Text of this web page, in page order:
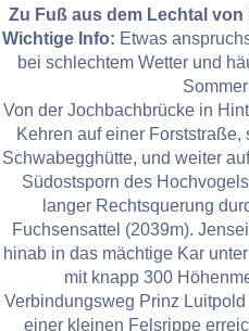
Zu Fuß aus dem Lechtal
Wichtige Info: Etwas
bei schlechtem Wetter und
Von der Jochbachbrücke in
Kehren auf einer
Schwabegghütte, und weiter
Südostsporn des
langer Rechtsquerung
Fuchsensattel (2039m).
hinab in das mächtige Kar
mit knapp 300
Verbindungsweg Prinz
einer kleinen Felsrippe